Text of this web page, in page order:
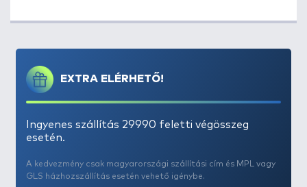
van, a meghorgászni kívánt távolságot lehet vele
úgy, hogy a rá csíptethető zsinór feszes legyen.
Ekkor pontosan 3 méterre lesznek egymástól a
rudak. Ezt követően csak bele kell akasztani a
horgot a szivacsba, és tetszőleges alkalommal
„körbetekerni” a zsinórt a rudakon. A körbetekerés
számából könnyen kiszámolható a meghorgászni
EXTRA ELÉRHETŐ!
Ingyenes szállítás 29990 feletti végösszeg
esetén.
A kedvezmény csak magyarországi szállítási cím és MPL vagy
GLS házhozszállítás esetén vehető igénybe.